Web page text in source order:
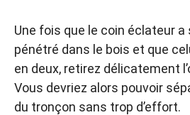
Une fois que le coin éclateur
pénétré dans le bois et que
en deux, retirez délicatement
Vous devriez alors pouvoir
du tronçon sans trop d’effort.